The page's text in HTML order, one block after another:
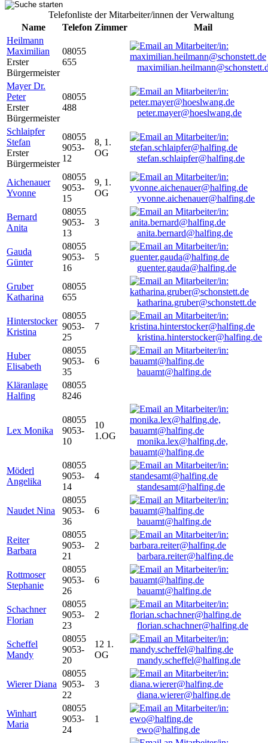
Telefonliste der Mitarbeiter/innen der Verwaltung
Name
Telefon Zimmer
Mail
Heilmann
Maximilian
Erster
Bürgermeister
08055
655
Mayer Dr.
Peter
Erster
Bürgermeister
08055
488
peter.mayer@hoeslwang.de
Schlaipfer
Stefan
Erster
Bürgermeister
08055
9053-
12
8, 1.
OG
stefan.schlaipfer@halfing.de
Aichenauer
Yvonne
08055
9053-
15
9, 1.
OG
yvonne.aichenauer@halfing.de
Bernard
Anita
08055
9053-
13
3
anita.bernard@halfing.de
Gauda
Günter
08055
9053-
16
5
guenter.gauda@halfing.de
Gruber
Katharina
08055
655
katharina.gruber@schonstett.de
Hinterstocker
Kristina
08055
9053-
25
7
kristina.hinterstocker@halfing.de
Huber
Elisabeth
08055
9053-
35
6
bauamt@halfing.de
Kläranlage
Halfing
08055
8246
Lex Monika
08055
9053-
10
10
1.OG
monika.lex@halfing.de,
bauamt@halfing.de
Möderl
Angelika
08055
9053-
14
4
standesamt@halfing.de
Naudet Nina
08055
9053-
36
6
bauamt@halfing.de
Reiter
Barbara
08055
9053-
21
2
barbara.reiter@halfing.de
Rottmoser
Stephanie
08055
9053-
26
6
bauamt@halfing.de
Schachner
Florian
08055
9053-
23
2
florian.schachner@halfing.de
Scheffel
Mandy
08055
9053-
20
12 1.
OG
mandy.scheffel@halfing.de
Wierer Diana
08055
9053-
22
3
diana.wierer@halfing.de
Winhart
Maria
08055
9053-
24
1
ewo@halfing.de